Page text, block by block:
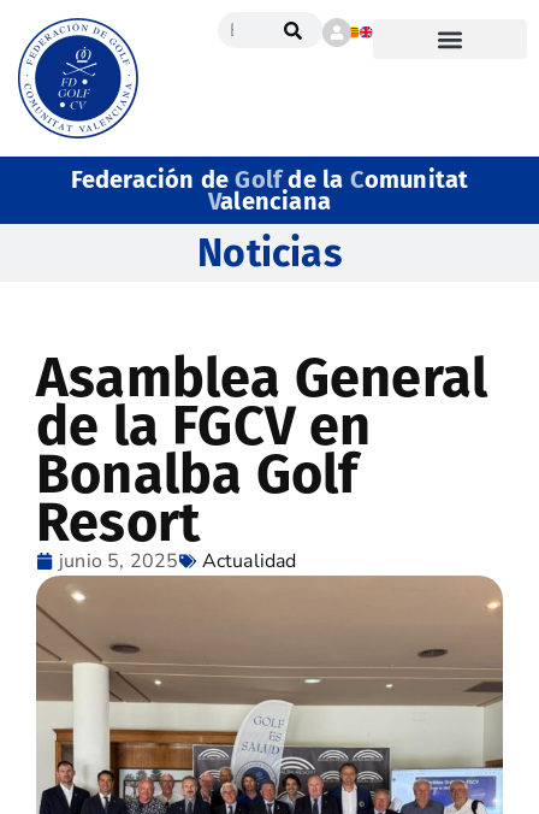
Federación deGolfde la Comunitat
Valenciana
Noticias
Asamblea General
de la FGCV en
Bonalba Golf
Resort
junio 5, 2025 Actualidad